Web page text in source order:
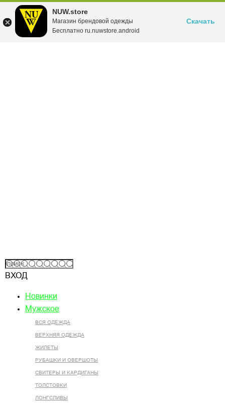
NUW.store
Магазин брендовой одежды
Бесплатно ru.nuwstore.android
Скачать
ВХОД
Новинки
Мужское
ВСЯ ОДЕЖДА
ВЕРХНЯЯ ОДЕЖДА
ЖИЛЕТЫ
РУБАШКИ И ОВЕРШОТЫ
СВИТЕРЫ И КАРДИГАНЫ
ТОЛСТОВКИ
ЛОНГСЛИВЫ